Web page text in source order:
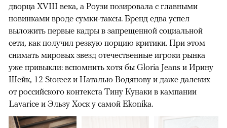
дворца XVIII века, а Роузи позировала с главными
новинками вроде сумки-таксы. Бренд едва успел
выложить первые кадры в запрещенной социальной
сети, как получил резкую порцию критики. При этом
снимать мировых звезд отечественные игроки рынка
уже привыкли: вспомнить хотя бы Gloria Jeans и Ирину
Шейк, 12 Storeez и Наталью Водянову и даже далеких
от российского контекста Тину Кунаки в кампании
Lavarice и Эльзу Хоск у самой Ekonika.